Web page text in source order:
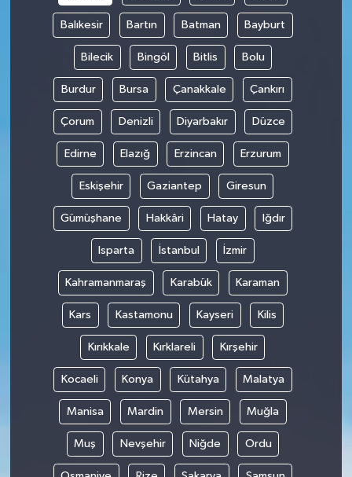
Balıkesir Bartın Batman Bayburt
Bilecik Bingöl Bitlis Bolu
Burdur Bursa Çanakkale Çankırı
Çorum Denizli Diyarbakır Düzce
Edirne Elazığ Erzincan Erzurum
Eskişehir Gaziantep Giresun
Gümüşhane Hakkâri Hatay Iğdır
Isparta İstanbul İzmir
Kahramanmaraş Karabük Karaman
Kars Kastamonu Kayseri Kilis
Kırıkkale Kırklareli Kırşehir
Kocaeli Konya Kütahya Malatya
Manisa Mardin Mersin Muğla
Muş Nevşehir Niğde Ordu